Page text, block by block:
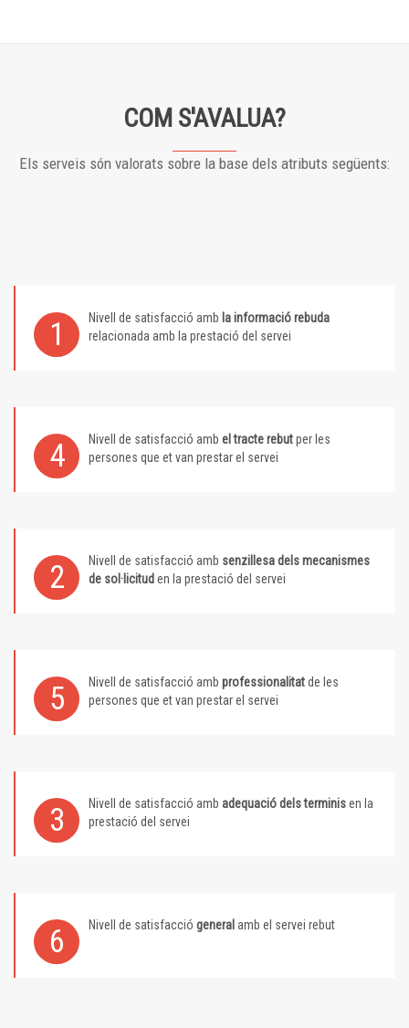
COM S'AVALUA?
Els serveis són valorats sobre la base dels atributs següents:
1 Nivell de satisfacció amb la informació rebuda
relacionada amb la prestació del servei
4 Nivell de satisfacció amb el tracte rebutper les
persones que et van prestar el servei
2 Nivell de satisfacció amb senzillesa dels mecanismes
de sol·licitud en la prestació del servei
5 Nivell de satisfacció amb professionalitatde les
persones que et van prestar el servei
3 Nivell de satisfacció amb adequació dels terminisen la
prestació del servei
6 Nivell de satisfacció general amb el servei rebut